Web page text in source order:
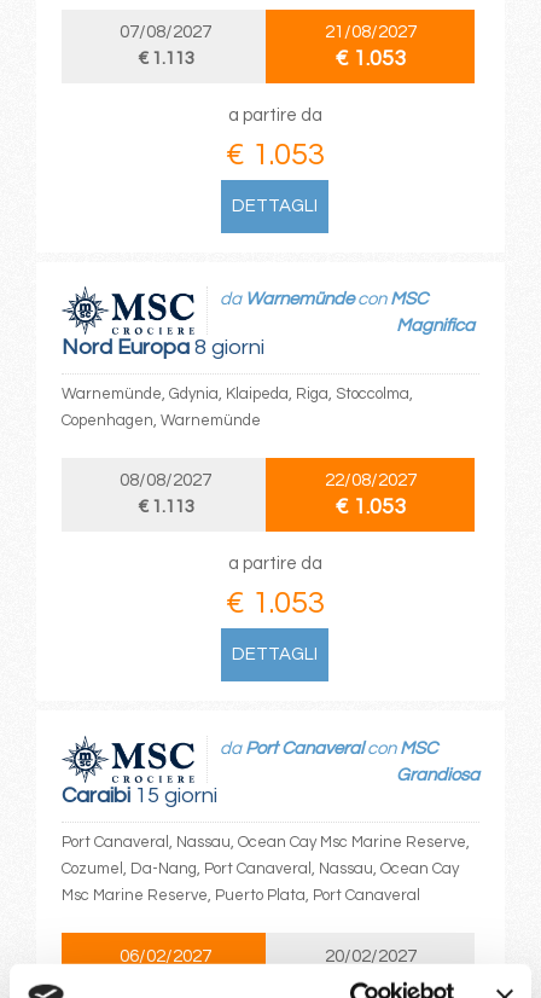
07/08/2027
€ 1.113
21/08/2027
€ 1.053
a partire da
€ 1.053
DETTAGLI
Nord Europa8 giorni
da Warnemündecon MSC
Magnifica
Warnemünde, Gdynia, Klaipeda, Riga, Stoccolma,
Copenhagen, Warnemünde
08/08/2027
€ 1.113
22/08/2027
€ 1.053
a partire da
€ 1.053
DETTAGLI
Caraibi15 giorni
da Port Canaveralcon MSC
Grandiosa
Port Canaveral, Nassau, Ocean Cay Msc Marine Reserve,
Cozumel, Da-Nang, Port Canaveral, Nassau, Ocean Cay
Msc Marine Reserve, Puerto Plata, Port Canaveral
06/02/2027
20/02/2027
€ 1.109